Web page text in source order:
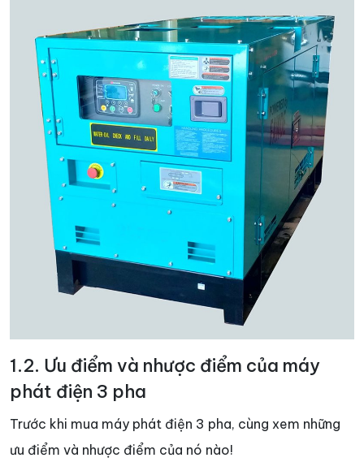
1.2. Ưu điểm và nhược điểm của máy
phát điện 3 pha
Trước khi mua máy phát điện 3 pha, cùng xem những
ưu điểm và nhược điểm của nó nào!